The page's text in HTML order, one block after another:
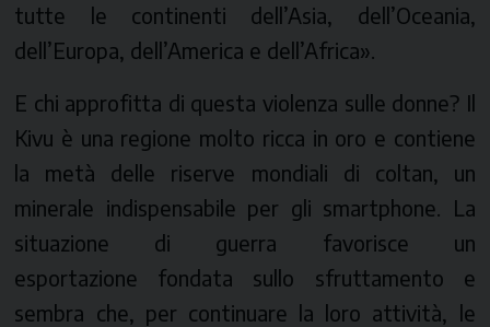
tutte le continenti dell’Asia, dell’Oceania,
dell’Europa, dell’America e dell’Africa».
E chi approfitta di questa violenza sulle donne? Il
Kivu è una regione molto ricca in oro e contiene
la metà delle riserve mondiali di coltan, un
minerale indispensabile per gli smartphone. La
situazione di guerra favorisce un
esportazione fondata sullo sfruttamento e
sembra che, per continuare la loro attività, le